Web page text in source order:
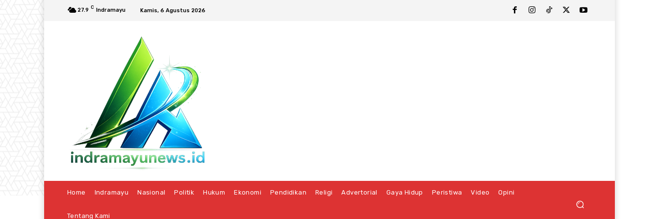
27.9 C Indramayu Kamis, 6 Agustus 2026
Home Indramayu Nasional Politik Hukum Ekonomi Pendidikan Religi Advertorial Gaya Hidup Peristiwa Video Opini
Tentang Kami